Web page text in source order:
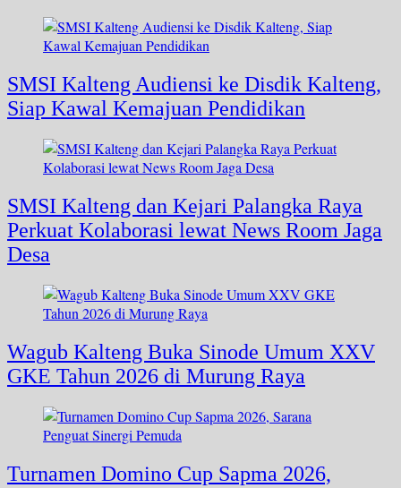
SMSI Kalteng Audiensi ke Disdik Kalteng,
Siap Kawal Kemajuan Pendidikan
SMSI Kalteng dan Kejari Palangka Raya
Perkuat Kolaborasi lewat News Room Jaga
Desa
Wagub Kalteng Buka Sinode Umum XXV
GKE Tahun 2026 di Murung Raya
Turnamen Domino Cup Sapma 2026,